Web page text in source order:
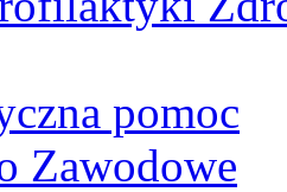
pomoc
Zawodowe